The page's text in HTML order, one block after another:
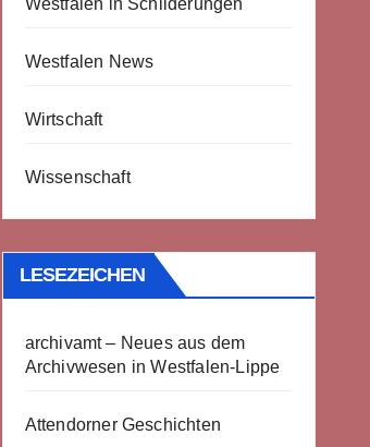
Westfalen in Schilderungen
Westfalen News
Wirtschaft
Wissenschaft
LESEZEICHEN
archivamt – Neues aus dem
Archivwesen in Westfalen-Lippe
Attendorner Geschichten